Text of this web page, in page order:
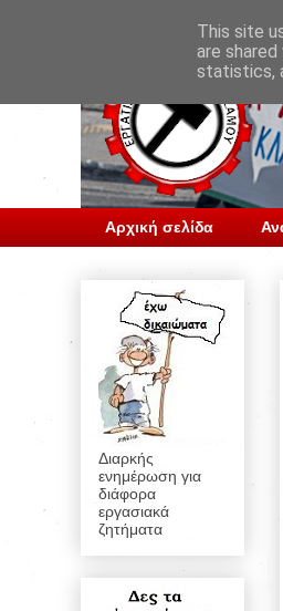
Αρχική σελίδα
Διαρκής
ενημέρωση για
διάφορα
εργασιακά
ζητήματα
This site
are
statistics,